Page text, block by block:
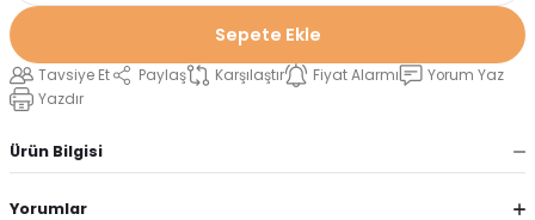
Sepete Ekle
Tavsiye Et Paylaş Karşılaştır Fiyat Alarmı
Yorum Yaz
Yazdır
Ürün Bilgisi
Yorumlar